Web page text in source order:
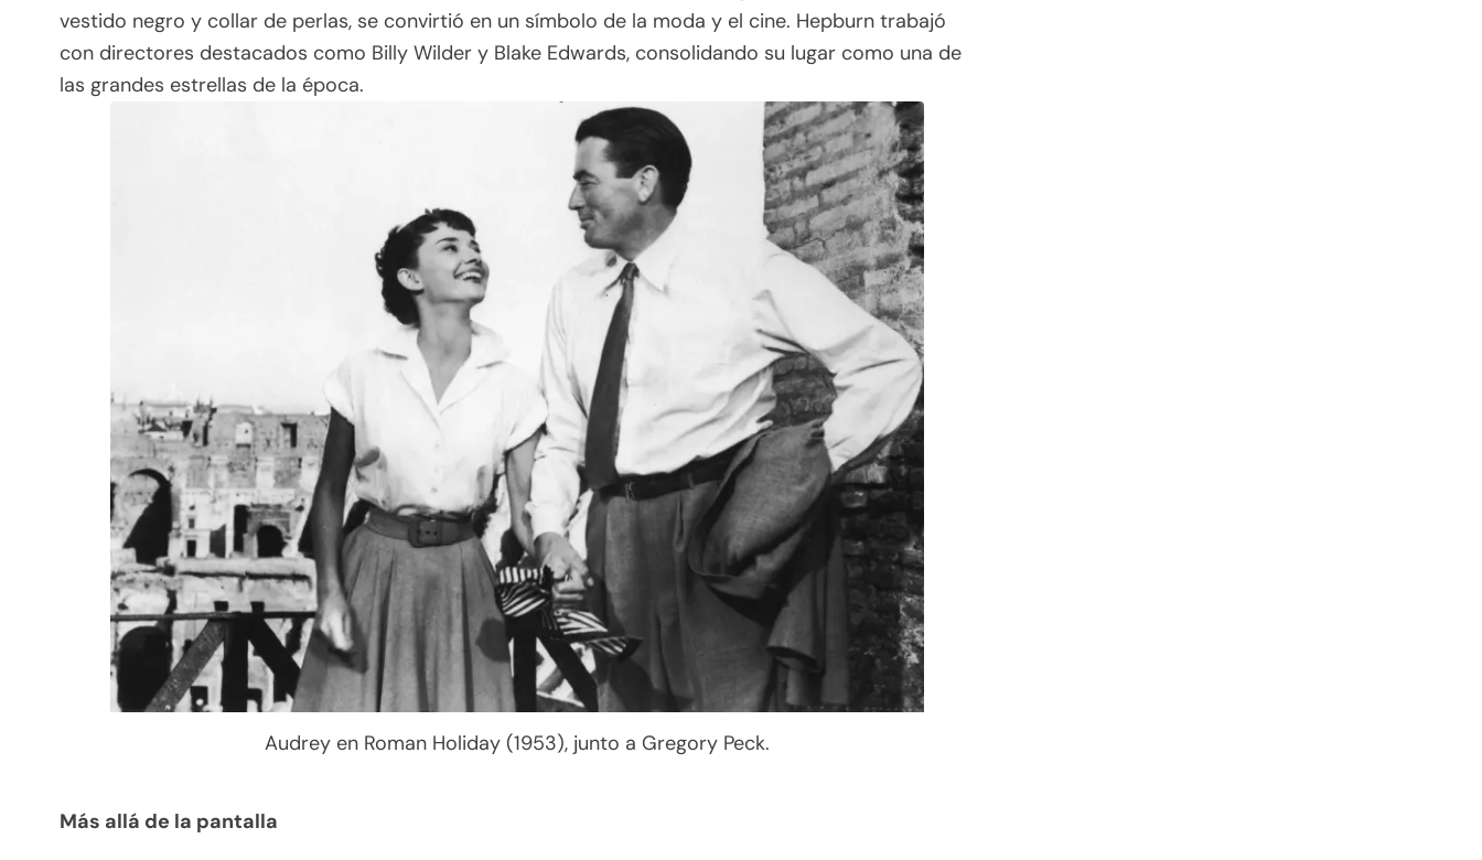
vestido negro y collar de perlas, se convirtió en un símbolo de la moda y el cine. Hepburn trabajó
con directores destacados como Billy Wilder y Blake Edwards, consolidando su lugar como una de
las grandes estrellas de la época.
Audrey en Roman Holiday (1953), junto a Gregory Peck.
Más allá de la pantalla